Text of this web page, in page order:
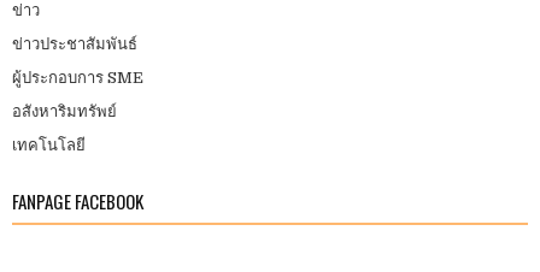
ข่าว
ข่าวประชาสัมพันธ์
ผู้ประกอบการ SME
อสังหาริมทรัพย์
เทคโนโลยี
FANPAGE FACEBOOK